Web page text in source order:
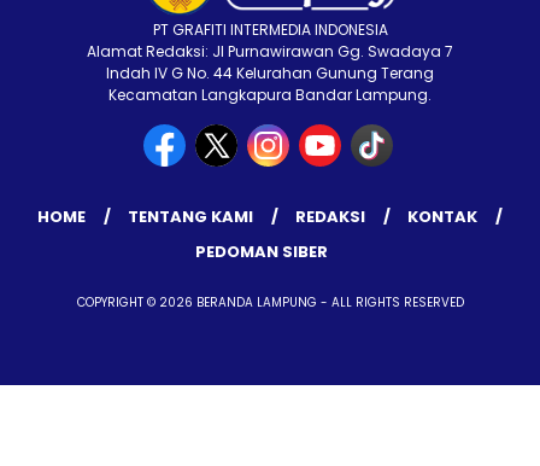
PT GRAFITI INTERMEDIA INDONESIA
Alamat Redaksi: Jl Purnawirawan Gg. Swadaya 7
Indah IV G No. 44 Kelurahan Gunung Terang
Kecamatan Langkapura Bandar Lampung.
HOME TENTANG KAMI REDAKSI
KONTAK
PEDOMAN SIBER
COPYRIGHT © 2026 BERANDA LAMPUNG - ALL RIGHTS RESERVED